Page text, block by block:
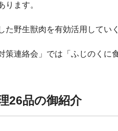
ります。
た野生獣肉を有効活用してい
策連絡会」では「ふじのく
26品の御紹介